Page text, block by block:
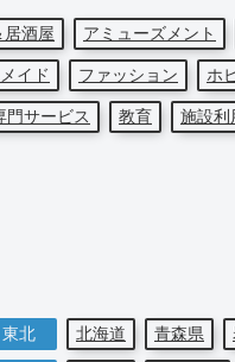
居酒屋 アミューズメント
イド
ファッション ホ
門サービス
教育 施設利
北 北海道 青森県